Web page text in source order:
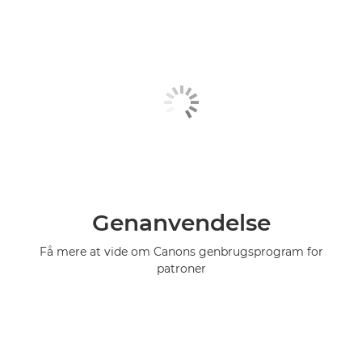
Genanvendelse
Få mere at vide om Canons genbrugsprogram for
patroner